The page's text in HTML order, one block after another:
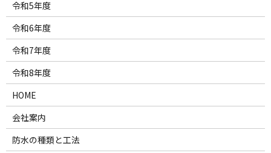
令和5年度
令和6年度
令和7年度
令和8年度
HOME
会社案内
防水の種類と工法